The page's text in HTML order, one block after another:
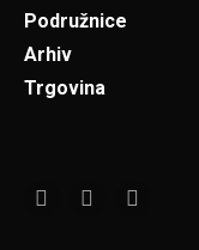
Podružnice
Arhiv
Trgovina